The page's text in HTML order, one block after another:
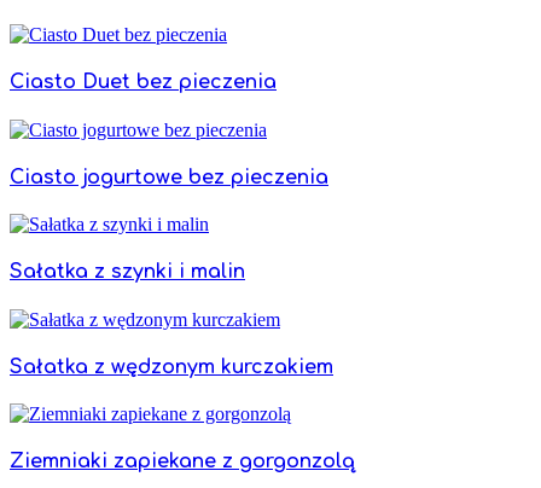
Ciasto Duet bez pieczenia
Ciasto jogurtowe bez pieczenia
Sałatka z szynki i malin
Sałatka z wędzonym kurczakiem
Ziemniaki zapiekane z gorgonzolą